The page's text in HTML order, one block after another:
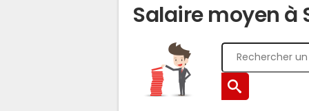
Salaire moyen à